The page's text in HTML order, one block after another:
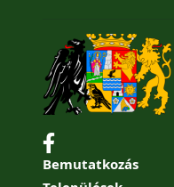
Bemutatkozás